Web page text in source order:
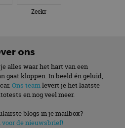
Zeekr
ons
alles waar het hart van een
gaat kloppen. In beeld én geluid,
Ons teamlevert je het laatste
en nog veel meer.
blogs in je mailbox?
voor de nieuwsbrief!